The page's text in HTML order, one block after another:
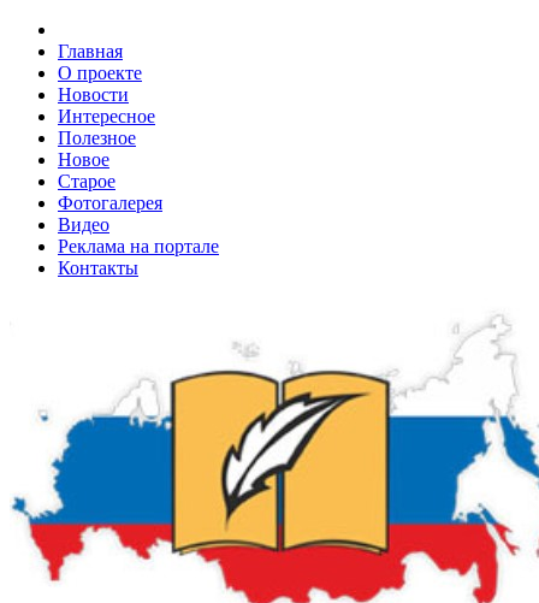
Главная
О проекте
Новости
Интересное
Полезное
Новое
Старое
Фотогалерея
Видео
Реклама на портале
Контакты